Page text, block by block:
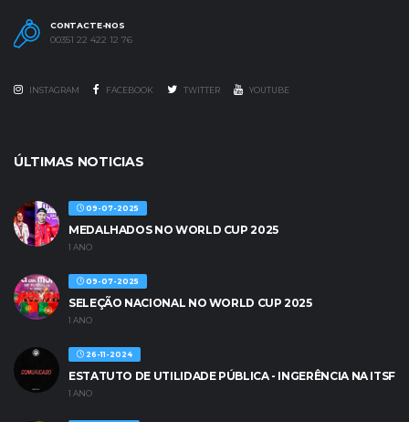
CONTACTE-NOS
00351 22 422 12 76
INSTAGRAM FACEBOOK TWITTER YOUTUBE
ÚLTIMAS NOTICIAS
09-07-2025
MEDALHADOS NO WORLD CUP 2025
1 ANO
09-07-2025
SELEÇÃO NACIONAL NO WORLD CUP 2025
1 ANO
26-11-2024
ESTATUTO DE UTILIDADE PÚBLICA - INGERÊNCIA NA ITSF
1 ANO